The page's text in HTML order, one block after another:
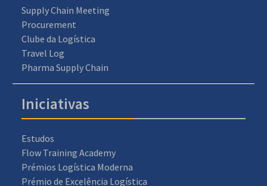
Supply Chain Meeting
Procurement
Clube da Logística
Travel Log
Pharma Supply Chain
Iniciativas
Estudos
Flow Training Academy
Prémios Logística Moderna
Prémio de Excelência Logística